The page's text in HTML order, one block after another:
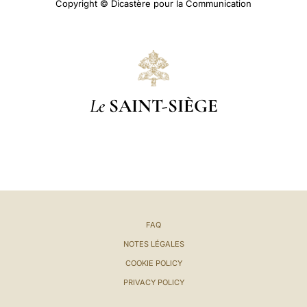
Copyright © Dicastère pour la Communication
Le SAINT-SIÈGE
FAQ
NOTES LÉGALES
COOKIE POLICY
PRIVACY POLICY